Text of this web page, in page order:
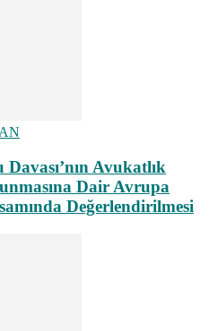
Avukatlık
Dair Avrupa
Değerlendirilmesi